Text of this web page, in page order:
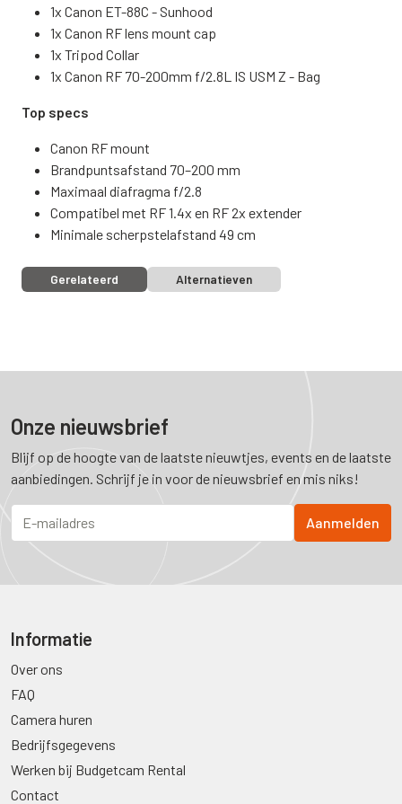
1x Canon ET-88C - Sunhood
1x Canon RF lens mount cap
1x Tripod Collar
1x Canon RF 70-200mm f/2.8L IS USM Z - Bag
Top specs
Canon RF mount
Brandpuntsafstand 70–200 mm
Maximaal diafragma f/2.8
Compatibel met RF 1.4x en RF 2x extender
Minimale scherpstelafstand 49 cm
Gerelateerd Alternatieven
Onze nieuwsbrief
Blijf op de hoogte van de laatste nieuwtjes, events en de laatste
aanbiedingen. Schrijf je in voor de nieuwsbrief en mis niks!
Informatie
Over ons
FAQ
Camera huren
Bedrijfsgegevens
Werken bij Budgetcam Rental
Contact